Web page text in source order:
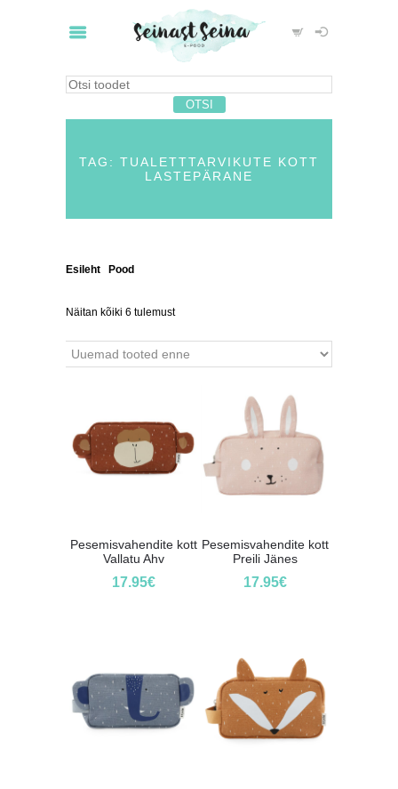
TAG: TUALETTTARVIKUTE KOTT
LASTEPÄRANE
Esileht Pood
Näitan kõiki 6 tulemust
Pesemisvahendite kott
Vallatu Ahv
17.95€
Pesemisvahendite kott
Preili Jänes
17.95€